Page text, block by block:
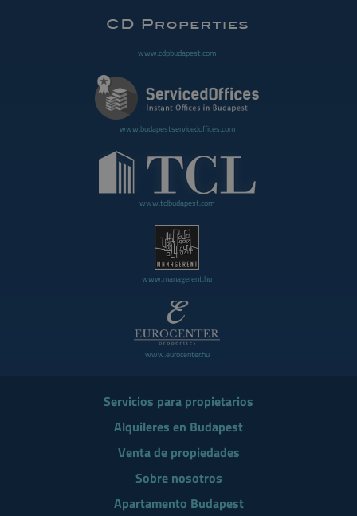
www.cdpbudapest.com
www.budapestservicedoffices.com
www.tclbudapest.com
www.managerent.hu
www.eurocenter.hu
Servicios para propietarios
Alquileres en Budapest
Venta de propiedades
Sobre nosotros
Apartamento Budapest